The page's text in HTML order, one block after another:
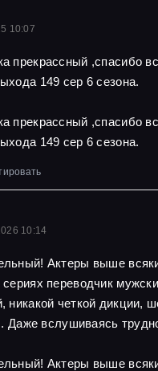
10:07
прекрассный ,спасибо
149 сер 6 сезона.
прекрассный ,спасибо
149 сер 6 сезона.
10:14
Актеры выше
переводчик
никакой четкой дикции,
Даже вслушиваясь
Актеры выше